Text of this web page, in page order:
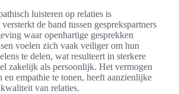
luisteren op relaties is
de band tussen gesprekspartners
waar openhartige gesprekken
voelen zich vaak veiliger om hun
te delen, wat resulteert in sterkere
zakelijk als persoonlijk. Het vermogen
en empathie te tonen, heeft aanzienlijke
van relaties.